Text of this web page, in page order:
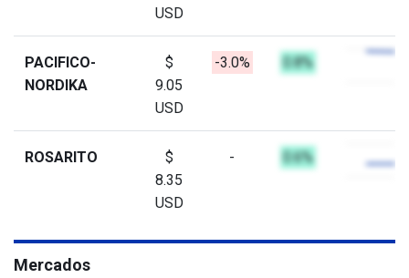
Mercados
USD
PACIFICO-
NORDIKA
$
9.05
USD
-3.0% 0.8%
ROSARITO
$
8.35
USD
- 0.6%